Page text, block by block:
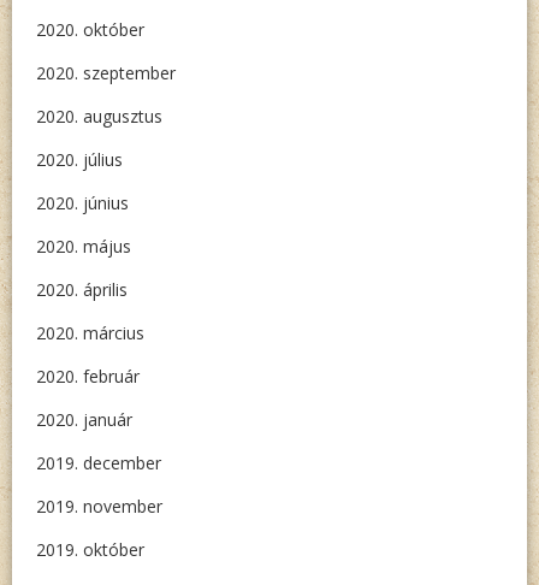
2020. október
2020. szeptember
2020. augusztus
2020. július
2020. június
2020. május
2020. április
2020. március
2020. február
2020. január
2019. december
2019. november
2019. október